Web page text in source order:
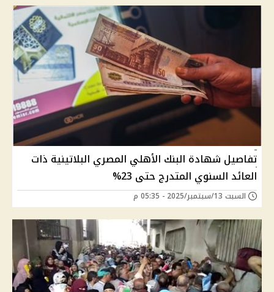
تفاصيل شهادة البنك الأهلي المصري البلاتينية ذات
العائد السنوي المتدرج حتى 23%
السبت 13/سبتمبر/2025 - 05:35 م